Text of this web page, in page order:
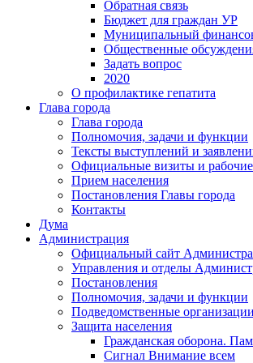
Обратная связь
Бюджет для граждан УР
Муниципальный
Общественные
Задать вопрос
2020
О профилактике гепатита
Глава города
Глава города
Полномочия, задачи и функции
Тексты выступлений и
Официальные визиты и рабочие
Прием населения
Постановления Главы города
Контакты
Дума
Администрация
Официальный сайт
Управления и отделы
Постановления
Полномочия, задачи и функции
Подведомственные организации
Защита населения
Гражданская оборона.
Сигнал Внимание всем